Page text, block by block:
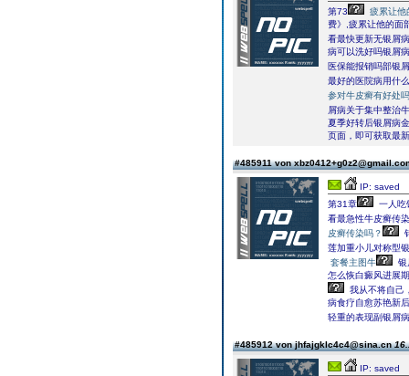
第73
疲累让他
费》,疲累让他的面
看最快更新无银屑
病可以洗好吗银屑
医保能报销吗部银
最好的医院病用什
参对牛皮癣有好处吗
屑病关于集中整治
夏季好转后银屑病
页面，即可获取最
#485911 von
IP: saved
第31章
一人吃
看最急性牛皮癣传
皮癣传染吗？
莲加重小儿对称型
套餐主图牛
银
怎么恢白癜风进展
我从不将自己
病食疗自愈苏艳新
轻重的表现副银屑
#485912 von jhfajgklc4c4@sina.cn
IP: saved